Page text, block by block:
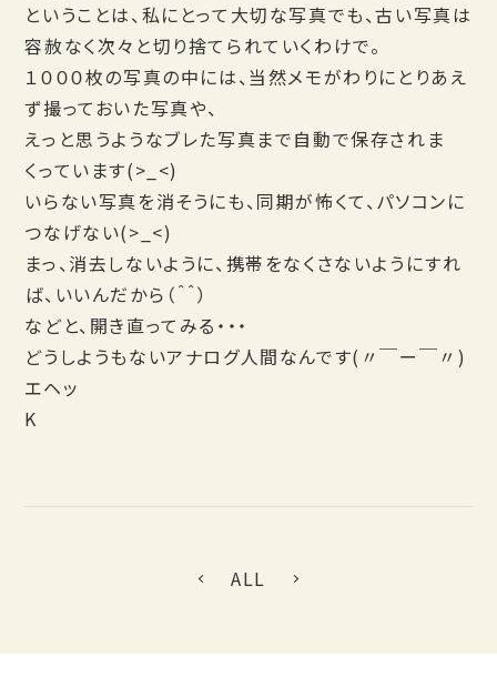
ということは、私にとって大切な写真でも、古い写真は
容赦なく次々と切り捨てられていくわけで。
１０００枚の写真の中には、当然メモがわりにとりあえ
ず撮っておいた写真や、
えっと思うようなブレた写真まで自動で保存されま
くっています(>_<)
いらない写真を消そうにも、同期が怖くて、パソコンに
つなげない(>_<)
まっ、消去しないように、携帯をなくさないようにすれ
ば、いいんだから（＾＾）
などと、開き直ってみる・・・
どうしようもないアナログ人間なんです(〃￣ー￣〃)
エヘッ
K
ALL